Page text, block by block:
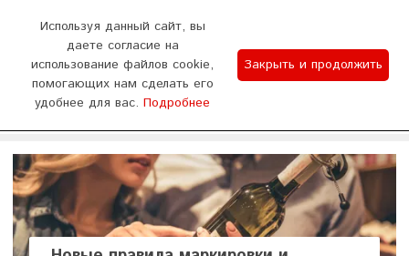
График работы
Отдел продаж 9:00-18:00 (пн - сб) Тех.поддержка
8:00-20:00 (без выходных)
WhatsApp
Используя данный сайт, вы
даете согласие на
использование файлов cookie,
помогающих нам сделать его
удобнее для вас. Подробнее
Закрыть и продолжить